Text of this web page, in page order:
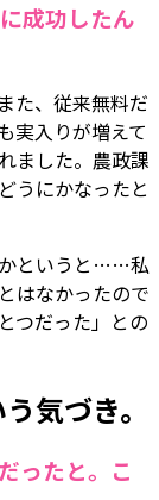
成功したん
た、従来無料だ
実入りが増えて
ました。農政課
うにかなったと
かというと……私
はなかったので
つだった」との
気づき。
ったと。こ